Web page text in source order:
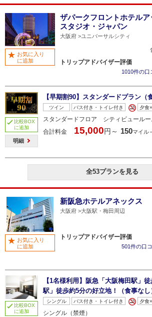
ザパークフロントホテルア
スタジオ・ジャパン
大阪府 ユニバーサルシティ
トリップアドバイザー評価
1010件の口
お気に入り
に追加
比較BOX
に追加
明細
【早期割90】スタンダードプラン（
ツイン バス付き・トイレ付き 夕食
スタンダードフロア シティビュールー
合計料金
15,000円～ 150マイル
全53プランを見る
新阪急ホテルアネックス
大阪府 大阪駅・梅田周辺
トリップアドバイザー評価
501件の口
お気に入り
に追加
比較BOX
に追加
【1名様利用】阪急「大阪梅田駅」
駅」徒歩約5分の好立地！（食事なし
シングル バス付き・トイレ付き 夕食
シングル（禁煙）